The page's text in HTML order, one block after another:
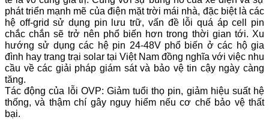
phát triển mạnh mẽ của điện mặt trời mái nhà, đặc biệt là các
hệ off-grid sử dụng pin lưu trữ, vấn đề lỗi quá áp cell pin
chắc chắn sẽ trở nên phổ biến hơn trong thời gian tới. Xu
hướng sử dụng các hệ pin 24-48V phổ biến ở các hộ gia
đình hay trang trại solar tại Việt Nam đồng nghĩa với việc nhu
cầu về các giải pháp giám sát và bảo vệ tin cậy ngày càng
tăng.
Tác động của lỗi OVP: Giảm tuổi thọ pin, giảm hiệu suất hệ
thống, và thậm chí gây nguy hiểm nếu cơ chế bảo vệ thất
bại.